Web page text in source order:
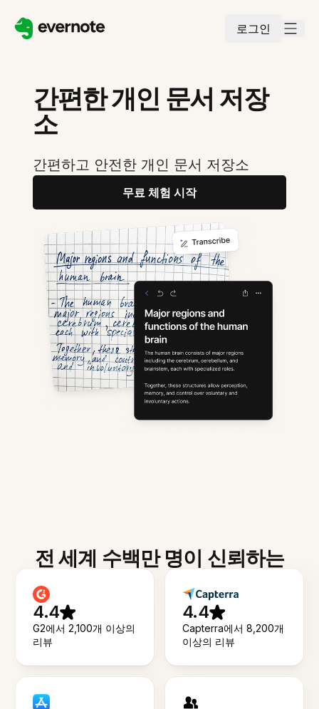
로그인
간편한 개인 문서 저장
소
간편하고 안전한 개인 문서 저장소
무료 체험 시작
전 세계 수백만 명이 신뢰하는
4.4
G2에서 2,100개 이상의
리뷰
4.4
Capterra에서 8,200개
이상의 리뷰